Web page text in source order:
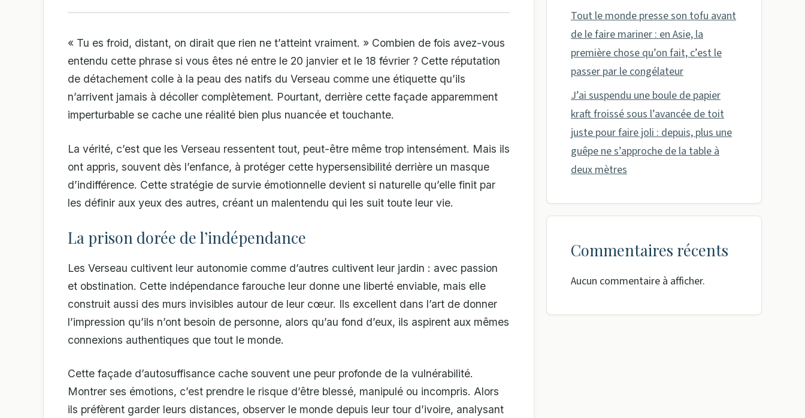
« Tu es froid, distant, on dirait que rien ne t’atteint vraiment. » Combien de fois avez-vous
entendu cette phrase si vous êtes né entre le 20 janvier et le 18 février ? Cette réputation
de détachement colle à la peau des natifs du Verseau comme une étiquette qu’ils
n’arrivent jamais à décoller complètement. Pourtant, derrière cette façade apparemment
imperturbable se cache une réalité bien plus nuancée et touchante.
La vérité, c’est que les Verseau ressentent tout, peut-être même trop intensément. Mais ils
ont appris, souvent dès l’enfance, à protéger cette hypersensibilité derrière un masque
d’indifférence. Cette stratégie de survie émotionnelle devient si naturelle qu’elle finit par
les définir aux yeux des autres, créant un malentendu qui les suit toute leur vie.
La prison dorée de l’indépendance
Les Verseau cultivent leur autonomie comme d’autres cultivent leur jardin : avec passion
et obstination. Cette indépendance farouche leur donne une liberté enviable, mais elle
construit aussi des murs invisibles autour de leur cœur. Ils excellent dans l’art de donner
l’impression qu’ils n’ont besoin de personne, alors qu’au fond d’eux, ils aspirent aux mêmes
connexions authentiques que tout le monde.
Cette façade d’autosuffisance cache souvent une peur profonde de la vulnérabilité.
Montrer ses émotions, c’est prendre le risque d’être blessé, manipulé ou incompris. Alors
ils préfèrent garder leurs distances, observer le monde depuis leur tour d’ivoire, analysant
Tout le monde presse son tofu avant
de le faire mariner : en Asie, la
première chose qu’on fait, c’est le
passer par le congélateur
J’ai suspendu une boule de papier
kraft froissé sous l’avancée de toit
juste pour faire joli : depuis, plus une
guêpe ne s’approche de la table à
deux mètres
Commentaires récents
Aucun commentaire à afficher.